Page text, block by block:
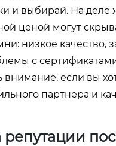
и выбирай. На деле
ценой могут
низкое качество,
с
внимание, если вы
партнера и